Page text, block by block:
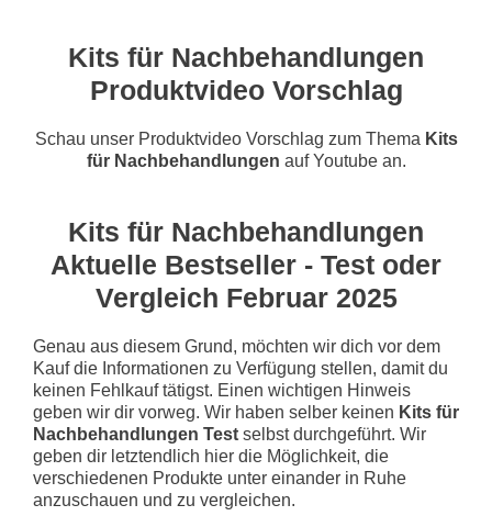
Kits für Nachbehandlungen
Produktvideo Vorschlag
Schau unser Produktvideo Vorschlag zum Thema Kits
für Nachbehandlungen auf Youtube an.
Kits für Nachbehandlungen
Aktuelle Bestseller - Test oder
Vergleich Februar 2025
Genau aus diesem Grund, möchten wir dich vor dem
Kauf die Informationen zu Verfügung stellen, damit du
keinen Fehlkauf tätigst. Einen wichtigen Hinweis
geben wir dir vorweg. Wir haben selber keinen Kits für
Nachbehandlungen Test selbst durchgeführt. Wir
geben dir letztendlich hier die Möglichkeit, die
verschiedenen Produkte unter einander in Ruhe
anzuschauen und zu vergleichen.